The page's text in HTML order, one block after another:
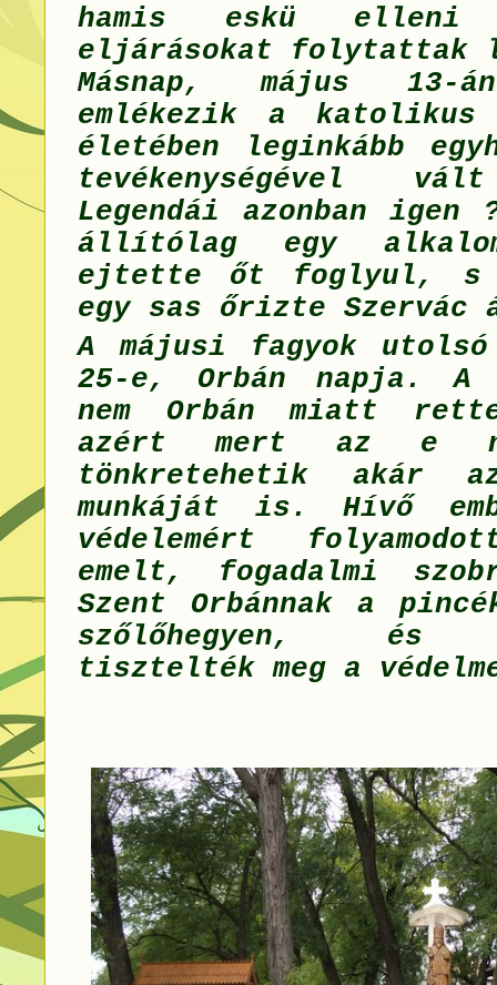
hamis eskü elleni
eljárásokat folytattak
Másnap, május 13-
emlékezik a katolikus
életében leginkább
tevékenységével
Legendái azonban igen
állítólag egy
ejtette őt foglyul, s a
egy sas őrizte Szervác
A májusi fagyok utolsó
25-e, Orbán napja. A
nem Orbán miatt
azért mert az e
tönkretehetik akár
munkáját is. Hívő
védelemért
emelt, fogadalmi
Szent Orbánnak a
szőlőhegyen, és
tisztelték meg a